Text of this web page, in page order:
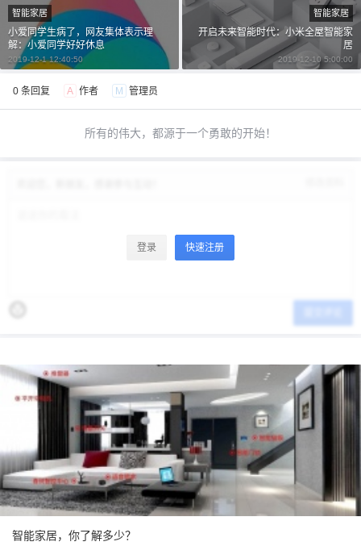
智能家居
小爱同学生病了，网友集体表示理
解：小爱同学好好休息
2019-12-1 12:40:50
智能家居
开启未来智能时代：小米全屋智能家
居
2019-12-10 5:00:00
0 条回复 A 作者 M 管理员
所有的伟大，都源于一个勇敢的开始！
登录 快速注册
智能家居，你了解多少？